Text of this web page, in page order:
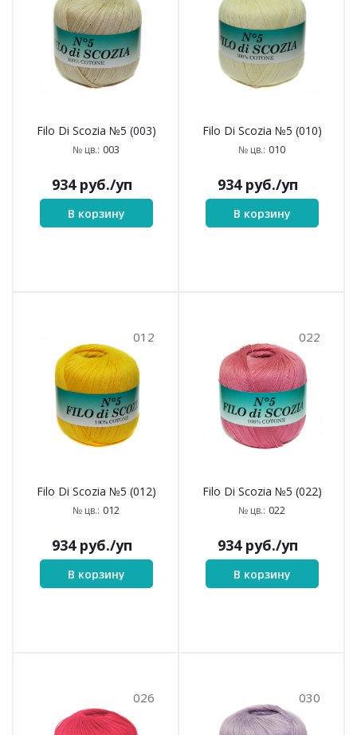
Filo Di Scozia №5 (003)
№ цв.: 003
934руб./уп
В корзину
Filo Di Scozia №5 (010)
№ цв.: 010
934руб./уп
В корзину
012
Filo Di Scozia №5 (012)
№ цв.: 012
934руб./уп
В корзину
022
Filo Di Scozia №5 (022)
№ цв.: 022
934руб./уп
В корзину
026 030